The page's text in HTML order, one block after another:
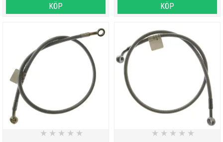
KÖP KÖP
★ ★ ★ ★ ★ ★ ★ ★ ★ ★